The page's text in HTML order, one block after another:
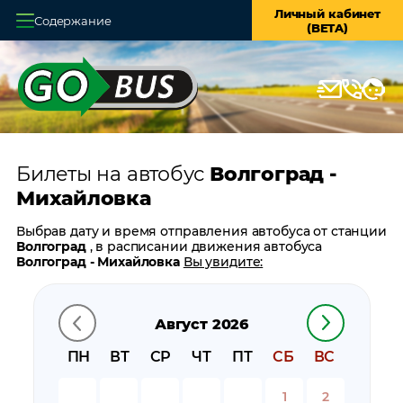
Содержание
Личный кабинет
(BETA)
Главная
О системе
Оплата и доставка
Возврат билетов
Заказ автобуса
Контакты
Билеты на автобус Волгоград -
Михайловка
Август 2026
ПН
ВТ СР ЧТ ПТ СБ ВС
1 2
Выбрав дату и время отправления автобуса от станции
Волгоград , в расписании движения автобуса
Волгоград - Михайловка Вы увидите:
время прибытия
время в пути
цену билета